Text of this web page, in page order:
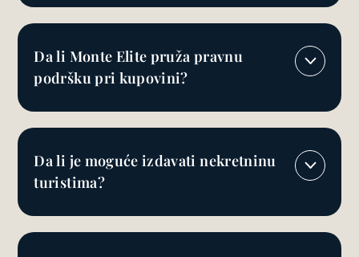
Da li Monte Elite pruža pravnu
podršku pri kupovini?
Da li je moguće izdavati nekretninu
turistima?